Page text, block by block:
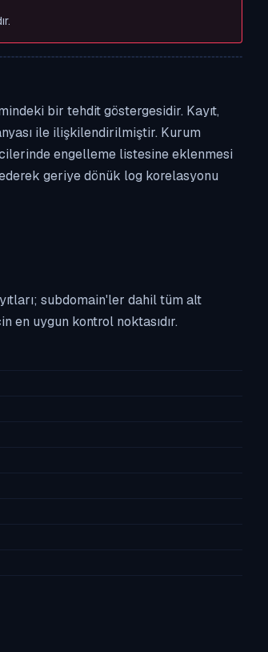
bir tehdit göstergesidir. Kayıt,
ile ilişkilendirilmiştir. Kurum
engelleme listesine eklenmesi
geriye dönük log korelasyonu
subdomain'ler dahil tüm alt
en uygun kontrol noktasıdır.